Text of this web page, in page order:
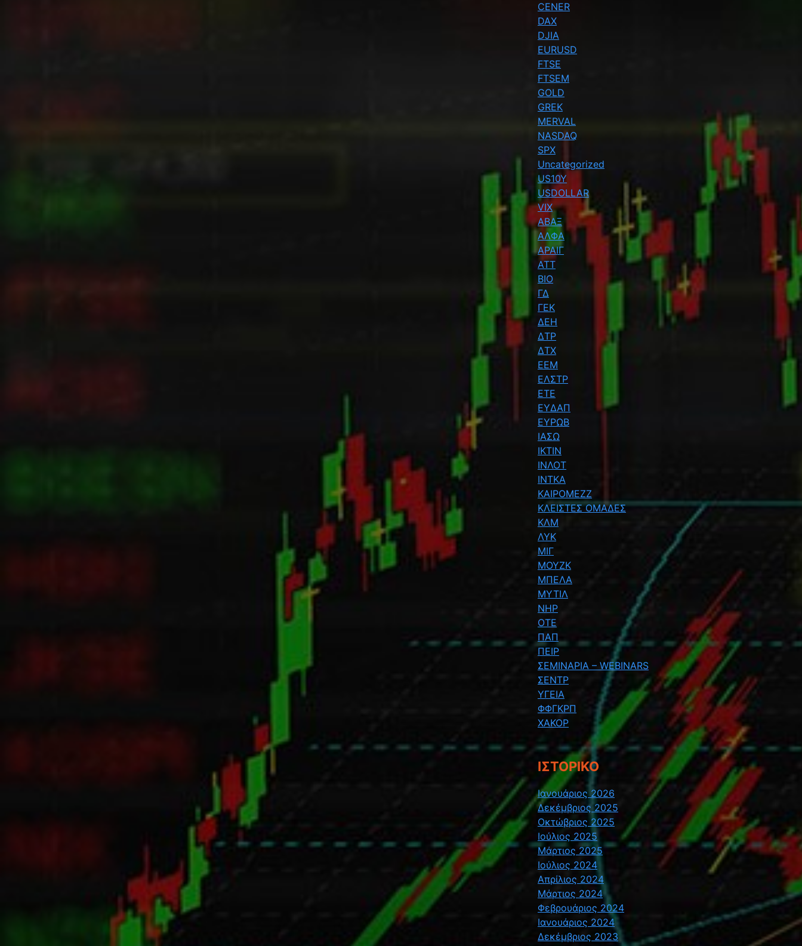
CENER
DAX
DJIA
EURUSD
FTSE
FTSEM
GOLD
GREK
MERVAL
NASDAQ
SPX
Uncategorized
US10Y
USDOLLAR
VIX
ΑΒΑΞ
ΑΛΦΑ
ΑΡΑΙΓ
ΑΤΤ
ΒΙΟ
ΓΔ
ΓΕΚ
ΔΕΗ
ΔΤΡ
ΔΤΧ
ΕΕΜ
ΕΛΣΤΡ
ΕΤΕ
ΕΥΔΑΠ
ΕΥΡΩΒ
ΙΑΣΩ
ΙΚΤΙΝ
ΙΝΛΟΤ
ΙΝΤΚΑ
ΚΑΙΡΟΜΕΖΖ
ΚΛΕΙΣΤΕΣ ΟΜΑΔΕΣ
ΚΛΜ
ΛΥΚ
ΜΙΓ
ΜΟΥΖΚ
ΜΠΕΛΑ
ΜΥΤΙΛ
ΝΗΡ
ΟΤΕ
ΠΑΠ
ΠΕΙΡ
ΣΕΜΙΝΑΡΙΑ – WEBINARS
ΣΕΝΤΡ
ΥΓΕΙΑ
ΦΦΓΚΡΠ
ΧΑΚΟΡ
ΙΣΤΟΡΙΚΌ
Ιανουάριος 2026
Δεκέμβριος 2025
Οκτώβριος 2025
Ιούλιος 2025
Μάρτιος 2025
Ιούλιος 2024
Απρίλιος 2024
Μάρτιος 2024
Φεβρουάριος 2024
Ιανουάριος 2024
Δεκέμβριος 2023